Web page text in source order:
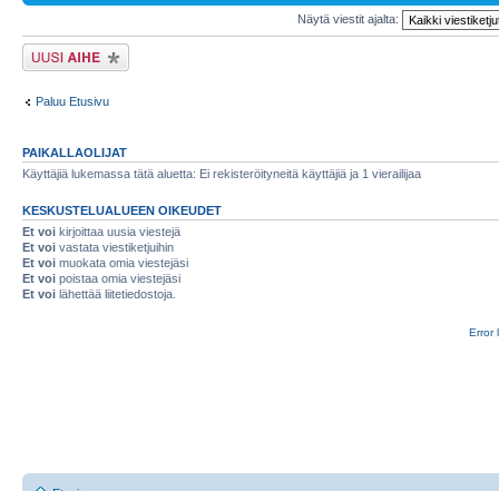
Näytä viestit ajalta:
Lähetä uusi viesti
Paluu Etusivu
PAIKALLAOLIJAT
Käyttäjiä lukemassa tätä aluetta: Ei rekisteröityneitä käyttäjiä ja 1 vierailijaa
KESKUSTELUALUEEN OIKEUDET
Et voi kirjoittaa uusia viestejä
Et voi vastata viestiketjuihin
Et voi muokata omia viestejäsi
Et voi poistaa omia viestejäsi
Et voi lähettää liitetiedostoja.
Error